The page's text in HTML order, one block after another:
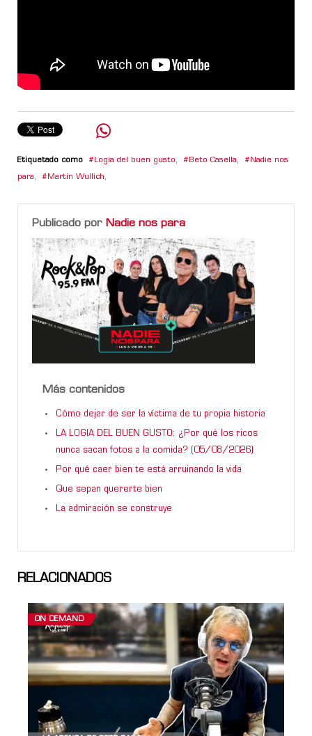
Etiquetado como Logia del buen gusto, Beto Casella, Nadie nos
para, Martin Wullich,
Publicado por Nadie nos para
Más contenidos
Cómo dejar de ser la víctima de tu propia historia
LA LOGIA DEL BUEN GUSTO: ¿Por qué los ricos
nunca sacan fotos a la comida? (05/08/2026)
Por qué caer bien te está arruinando la vida
Que sepan quererte bien
La admiración se construye
RELACIONADOS
ON DEMAND